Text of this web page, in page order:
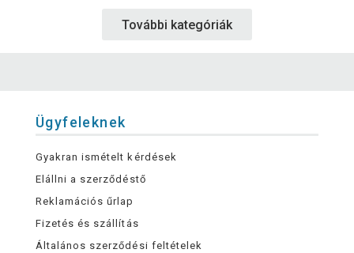
További kategóriák
Ügyfeleknek
Gyakran ismételt kérdések
Elállni a szerződéstő
Reklamációs űrlap
Fizetés és szállítás
Általános szerződési feltételek